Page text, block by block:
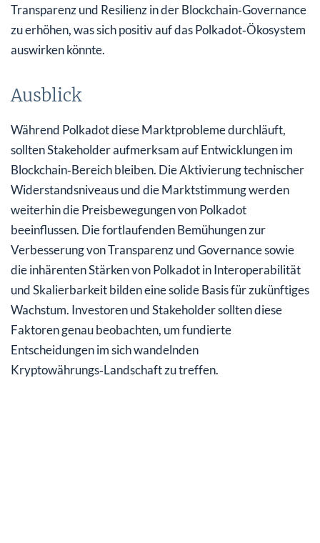
Transparenz und Resilienz in der Blockchain‑Governance
zu erhöhen, was sich positiv auf das Polkadot‑Ökosystem
auswirken könnte.
Ausblick
Während Polkadot diese Marktprobleme durchläuft,
sollten Stakeholder aufmerksam auf Entwicklungen im
Blockchain‑Bereich bleiben. Die Aktivierung technischer
Widerstandsniveaus und die Marktstimmung werden
weiterhin die Preisbewegungen von Polkadot
beeinflussen. Die fortlaufenden Bemühungen zur
Verbesserung von Transparenz und Governance sowie
die inhärenten Stärken von Polkadot in Interoperabilität
und Skalierbarkeit bilden eine solide Basis für zukünftiges
Wachstum. Investoren und Stakeholder sollten diese
Faktoren genau beobachten, um fundierte
Entscheidungen im sich wandelnden
Kryptowährungs‑Landschaft zu treffen.